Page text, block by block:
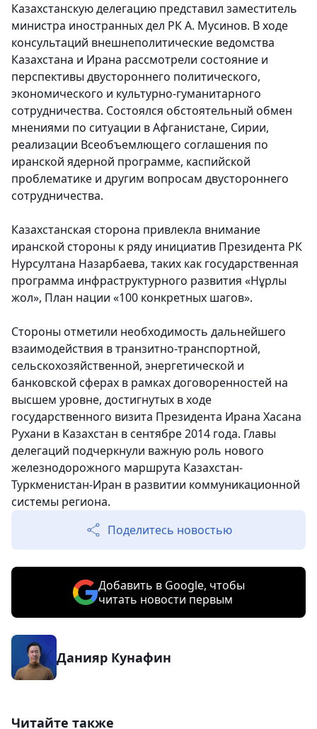
Казахстанскую делегацию представил заместитель
министра иностранных дел РК А. Мусинов. В ходе
консультаций внешнеполитические ведомства
Казахстана и Ирана рассмотрели состояние и
перспективы двустороннего политического,
экономического и культурно-гуманитарного
сотрудничества. Состоялся обстоятельный обмен
мнениями по ситуации в Афганистане, Сирии,
реализации Всеобъемлющего соглашения по
иранской ядерной программе, каспийской
проблематике и другим вопросам двустороннего
сотрудничества.
Казахстанская сторона привлекла внимание
иранской стороны к ряду инициатив Президента РК
Нурсултана Назарбаева, таких как государственная
программа инфраструктурного развития «Нұрлы
жол», План нации «100 конкретных шагов».
Стороны отметили необходимость дальнейшего
взаимодействия в транзитно-транспортной,
сельскохозяйственной, энергетической и
банковской сферах в рамках договоренностей на
высшем уровне, достигнутых в ходе
государственного визита Президента Ирана Хасана
Рухани в Казахстан в сентябре 2014 года. Главы
делегаций подчеркнули важную роль нового
железнодорожного маршрута Казахстан-
Туркменистан-Иран в развитии коммуникационной
системы региона.
Поделитесь новостью
Добавить в Google, чтобы
читать новости первым
Данияр Кунафин
Читайте также